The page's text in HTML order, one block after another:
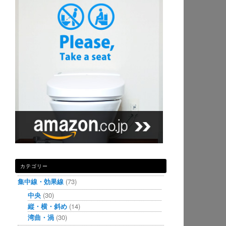
カテゴリー
集中線・効果線 (73)
中央 (30)
縦・横・斜め (14)
湾曲・渦 (30)